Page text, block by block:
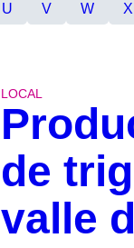
U V W X
LOCAL
de
valle